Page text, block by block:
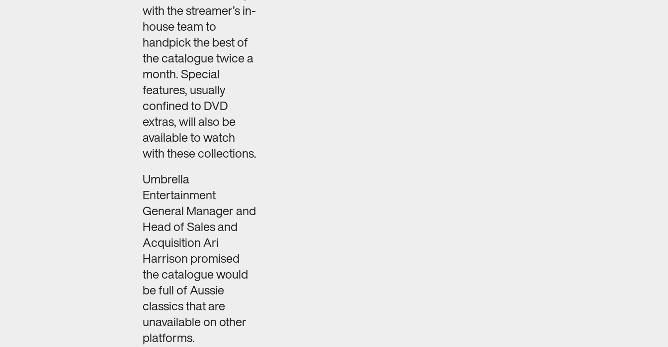
with the streamer’s in-
house team to
handpick the best of
the catalogue twice a
month. Special
features, usually
confined to DVD
extras, will also be
available to watch
with these collections.
Umbrella
Entertainment
General Manager and
Head of Sales and
Acquisition Ari
Harrison promised
the catalogue would
be full of Aussie
classics that are
unavailable on other
platforms.